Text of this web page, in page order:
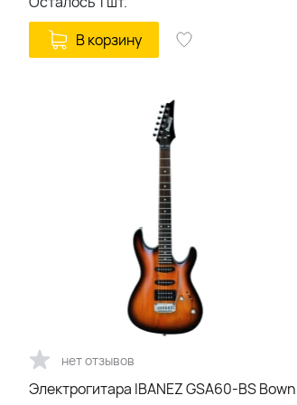
В корзину
нет отзывов
Электрогитара IBANEZ GSA60-BS Bown